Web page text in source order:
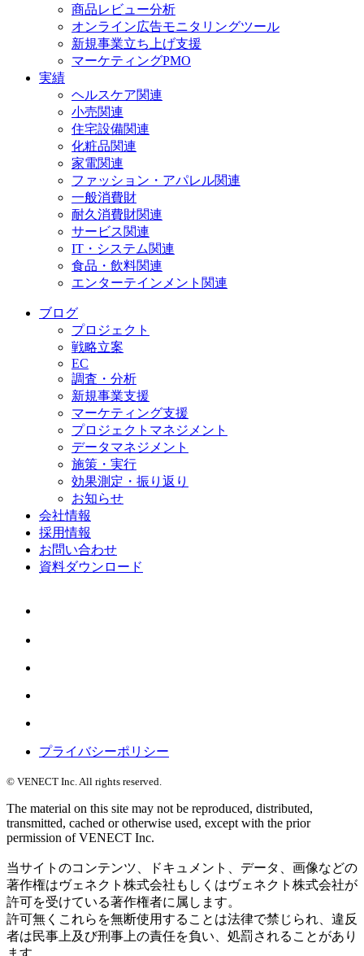
商品レビュー分析
オンライン広告モニタリングツール
新規事業立ち上げ支援
マーケティングPMO
実績
ヘルスケア関連
小売関連
住宅設備関連
化粧品関連
家電関連
ファッション・アパレル関連
一般消費財
耐久消費財関連
サービス関連
IT・システム関連
食品・飲料関連
エンターテインメント関連
ブログ
プロジェクト
戦略立案
EC
調査・分析
新規事業支援
マーケティング支援
プロジェクトマネジメント
データマネジメント
施策・実行
効果測定・振り返り
お知らせ
会社情報
採用情報
お問い合わせ
資料ダウンロード
プライバシーポリシー
© VENECT Inc. All rights reserved.
The material on this site may not be reproduced, distributed,
transmitted, cached or otherwise used, except with the prior
permission of VENECT Inc.
当サイトのコンテンツ、ドキュメント、データ、画像などの
著作権はヴェネクト株式会社もしくはヴェネクト株式会社が
許可を受けている著作権者に属します。
許可無くこれらを無断使用することは法律で禁じられ、違反
者は民事上及び刑事上の責任を負い、処罰されることがあり
ます。